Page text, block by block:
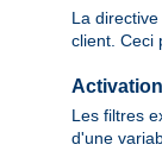
La directive
client. Ceci
Les filtres
d'une